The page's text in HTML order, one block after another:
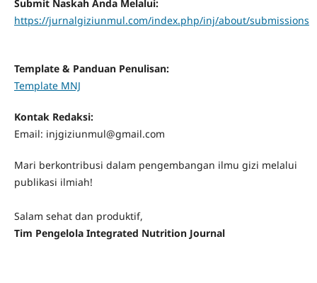
Submit Naskah Anda Melalui:
https://jurnalgiziunmul.com/index.php/inj/about/submissions
Template & Panduan Penulisan:
Template MNJ
Kontak Redaksi:
Email: injgiziunmul@gmail.com
Mari berkontribusi dalam pengembangan ilmu gizi melalui
publikasi ilmiah!
Salam sehat dan produktif,
Tim Pengelola Integrated Nutrition Journal